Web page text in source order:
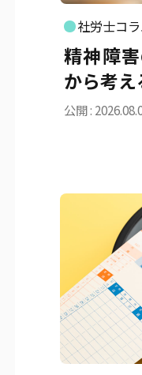
社労士コ
精神障
から考
公開 :